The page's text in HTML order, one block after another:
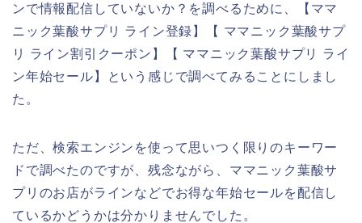
ンで情報配信していないか？を調べるために、【ママ
ニック葉酸サプリ ライン登録】【 ママニック葉酸サプ
リ ライン割引クーポン】【 ママニック葉酸サプリ ライ
ン年始セール】という感じで調べてみることにしまし
た。
ただ、検索エンジンを使って思いつく限りのキーワー
ドで調べたのですが、残念ながら、ママニック葉酸サ
プリのお店がラインなどでお得な年始セールを配信し
ているかどうかは分かりませんでした。